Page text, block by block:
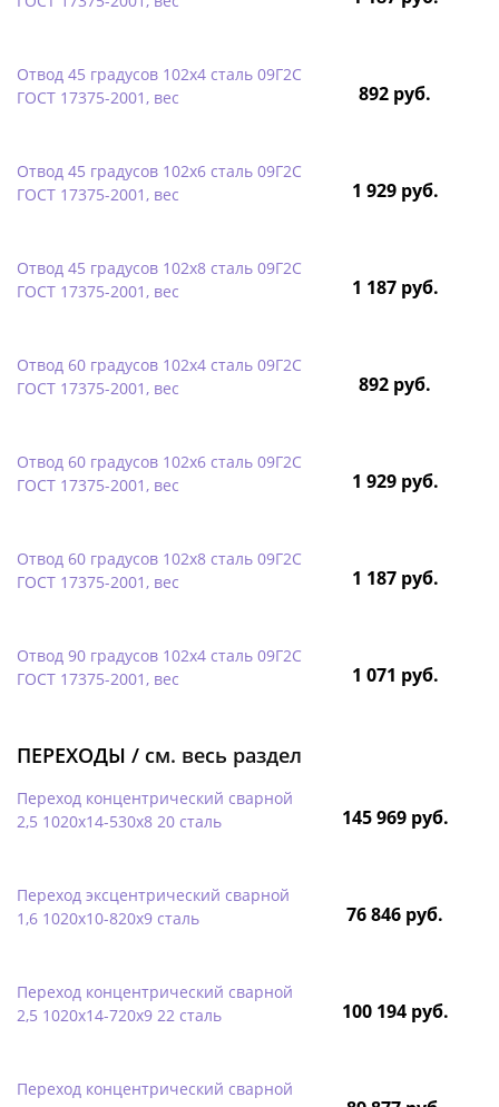
Отвод 45 градусов 102х4 сталь 09Г2С
ГОСТ 17375-2001, вес
892 руб.
Отвод 45 градусов 102х6 сталь 09Г2С
ГОСТ 17375-2001, вес
1 929 руб.
Отвод 45 градусов 102х8 сталь 09Г2С
ГОСТ 17375-2001, вес
1 187 руб.
Отвод 60 градусов 102х4 сталь 09Г2С
ГОСТ 17375-2001, вес
892 руб.
Отвод 60 градусов 102х6 сталь 09Г2С
ГОСТ 17375-2001, вес
1 929 руб.
Отвод 60 градусов 102х8 сталь 09Г2С
ГОСТ 17375-2001, вес
1 187 руб.
Отвод 90 градусов 102х4 сталь 09Г2С
ГОСТ 17375-2001, вес
1 071 руб.
ПЕРЕХОДЫ / см. весь раздел
Переход концентрический сварной
2,5 1020х14-530х8 20 сталь
145 969 руб.
Переход эксцентрический сварной
1,6 1020х10-820х9 сталь
76 846 руб.
Переход концентрический сварной
2,5 1020х14-720х9 22 сталь
100 194 руб.
Переход концентрический сварной